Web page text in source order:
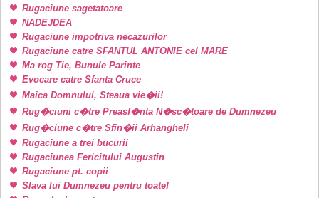
Rugaciune sagetatoare
NADEJDEA
Rugaciune impotriva necazurilor
Rugaciune catre SFANTUL ANTONIE cel MARE
Ma rog Tie, Bunule Parinte
Evocare catre Sfanta Cruce
Maica Domnului, Steaua vie�ii!
Rug�ciuni c�tre Preasf�nta N�sc�toare de Dumnezeu
Rug�ciune c�tre Sfin�ii Arhangheli
Rugaciune a trei bucurii
Rugaciunea Fericitului Augustin
Rugaciune pt. copii
Slava lui Dumnezeu pentru toate!